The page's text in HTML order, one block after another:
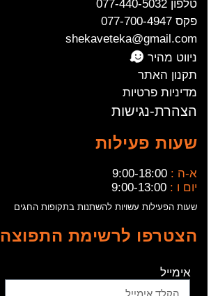
טלפון 077-440-5032
פקס 077-700-4947
shekaveteka@gmail.com
ניווט מהיר
תקנון האתר
מדיניות פרטיות
הצהרת-נגישות
שעות פעילות
א-ה : 9:00-18:00
יום ו : 9:00-13:00
שעות הפעילות עשויות להשתנות בתקופות החגים
הצטרפו לרשימת התפוצה
אימייל